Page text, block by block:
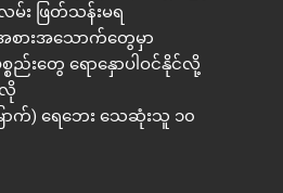
မ်း ဖြတ်သန်းမရ
စားအသောက်တွေမှာ
ည်းတွေ ရောနှောပါဝင်နိုင်လို့
လို
ောက်) ရေဘေး သေဆုံးသူ ၁၀